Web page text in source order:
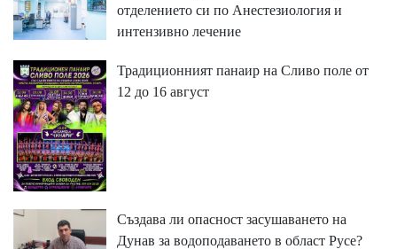
отделението си по Анестезиология и
интензивно лечение
Традиционният панаир на Сливо поле от
12 до 16 август
Създава ли опасност засушаването на
Дунав за водоподаването в област Русе?